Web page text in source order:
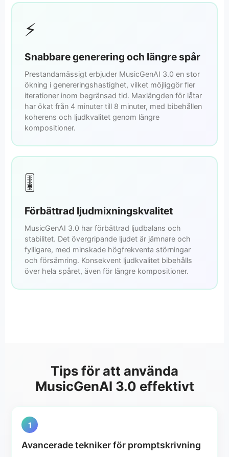
⚡
Snabbare generering och längre spår
Prestandamässigt erbjuder MusicGenAI 3.0 en stor
ökning i genereringshastighet, vilket möjliggör fler
iterationer inom begränsad tid. Maxlängden för låtar
har ökat från 4 minuter till 8 minuter, med bibehållen
koherens och ljudkvalitet genom längre
kompositioner.
🎚️
Förbättrad ljudmixningskvalitet
MusicGenAI 3.0 har förbättrad ljudbalans och
stabilitet. Det övergripande ljudet är jämnare och
fylligare, med minskade högfrekventa störningar
och försämring. Konsekvent ljudkvalitet bibehålls
över hela spåret, även för längre kompositioner.
Tips för att använda
MusicGenAI 3.0 effektivt
1
Avancerade tekniker för promptskrivning